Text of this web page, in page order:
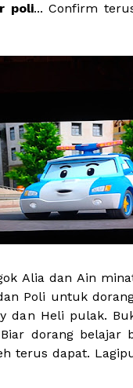
poli... Confirm
Alia dan Ain
Poli untuk
dan Heli pulak.
dorang belajar
terus dapat.